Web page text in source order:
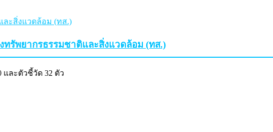
ละสิ่งแวดล้อม (ทส.)
รัพยากรธรรมชาติและสิ่งแวดล้อม (ทส.)
และตัวชี้วัด 32 ตัว